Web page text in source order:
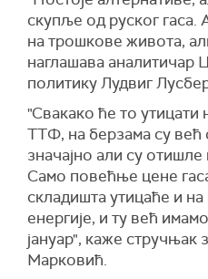
скупље од руског гаса.
на трошкове живота,
наглашава аналитичар
политику Лудвиг
"Свакако ће то утицати
ТТФ, на берзама су већ
значајно али су
Само повећње цене
складишта утицаће и
енергије, и ту већ
јануар", каже
Марковић.